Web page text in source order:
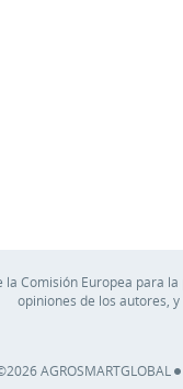
la Comisión Europea para
opiniones de los autores,
AGROSMARTGLOBAL